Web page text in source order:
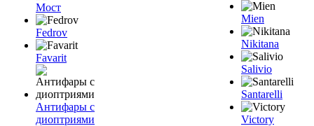
Мост
Fedrov
Favarit
Антифары с
диоптриями
Mien
Nikitana
Salivio
Santarelli
Victory